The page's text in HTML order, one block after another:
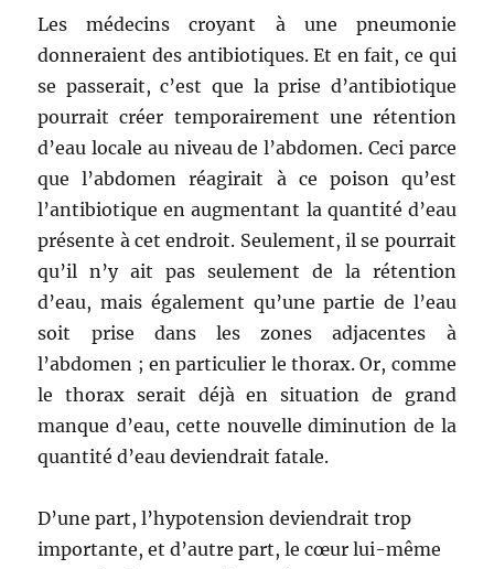
Les médecins croyant à une pneumonie
donneraient des antibiotiques. Et en fait, ce qui
se passerait, c’est que la prise d’antibiotique
pourrait créer temporairement une rétention
d’eau locale au niveau de l’abdomen. Ceci parce
que l’abdomen réagirait à ce poison qu’est
l’antibiotique en augmentant la quantité d’eau
présente à cet endroit. Seulement, il se pourrait
qu’il n’y ait pas seulement de la rétention
d’eau, mais également qu’une partie de l’eau
soit prise dans les zones adjacentes à
l’abdomen ; en particulier le thorax. Or, comme
le thorax serait déjà en situation de grand
manque d’eau, cette nouvelle diminution de la
quantité d’eau deviendrait fatale.
D’une part, l’hypotension deviendrait trop
importante, et d’autre part, le cœur lui-même